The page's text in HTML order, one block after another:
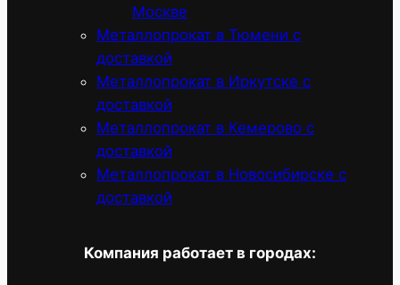
Москве
Металлопрокат в Тюмени с
доставкой
Металлопрокат в Иркутске с
доставкой
Металлопрокат в Кемерово с
доставкой
Металлопрокат в Новосибирске с
доставкой
Компания работает в городах: